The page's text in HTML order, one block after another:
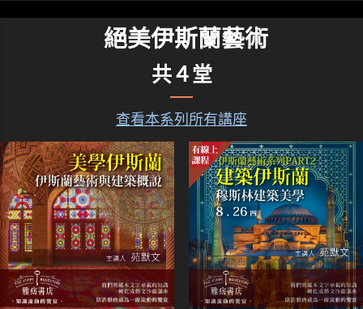
絕美伊斯蘭藝術
共４堂
查看本系列所有講座